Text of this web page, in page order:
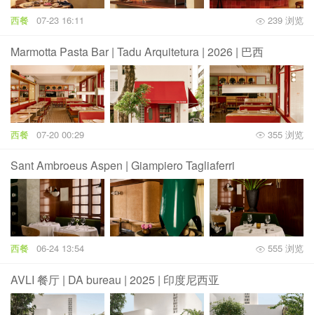
西餐 07-23 16:11 239 浏览
Marmotta Pasta Bar | Tadu Arquitetura | 2026 | 巴西
西餐 07-20 00:29 355 浏览
Sant Ambroeus Aspen | Giampiero Tagliaferri
西餐 06-24 13:54 555 浏览
AVLI 餐厅 | DA bureau | 2025 | 印度尼西亚